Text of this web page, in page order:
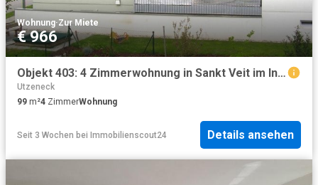
Wohnung·Zur Miete
€ 966
Objekt 403: 4 Zimmerwohnung in Sankt Veit im Innkreis, St. Veit Nr. 56, Top 3
Utzeneck
99 m²4 ZimmerWohnung
Seit 3 Wochen bei Immobilienscout24 Details ansehen